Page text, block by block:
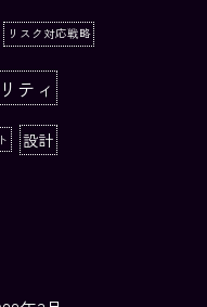
リスク対応戦略
ティ
設計